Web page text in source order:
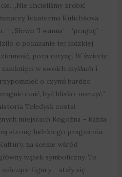
„Nie chcieliśmy zrobić
Jekaterina Kulichkova,
„Słowo ‘I wanna’ – ‘pragnę’ –
o pokazanie tej ludzkiej
poza rutynę. W świecie,
w swoich myślach i
o czymś bardzo
czuć, być blisko, marzyć.”
Teledysk został
miejscach Rogoźna – każda
stronę ludzkiego pragnienia.
na scenie wśród
wątek symboliczny. To
figury – stały się